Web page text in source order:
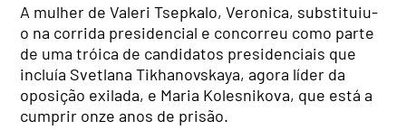
A mulher de Valeri Tsepkalo, Veronica, substituiu-
o na corrida presidencial e concorreu como parte
de uma tróica de candidatos presidenciais que
incluía Svetlana Tikhanovskaya, agora líder da
oposição exilada, e Maria Kolesnikova, que está a
cumprir onze anos de prisão.